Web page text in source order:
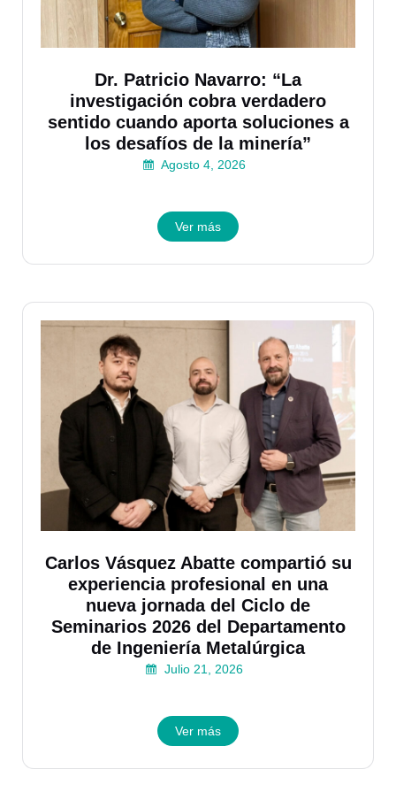
Dr. Patricio Navarro: “La
investigación cobra verdadero
sentido cuando aporta soluciones a
los desafíos de la minería”
Agosto 4, 2026
Ver más
Carlos Vásquez Abatte compartió su
experiencia profesional en una
nueva jornada del Ciclo de
Seminarios 2026 del Departamento
de Ingeniería Metalúrgica
Julio 21, 2026
Ver más